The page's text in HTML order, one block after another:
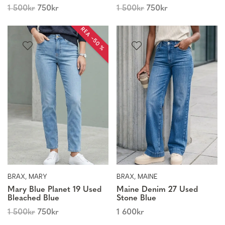
1 500kr 750kr 1 500kr 750kr
REA −50 %
BRAX, MARY
Mary Blue Planet 19 Used
Bleached Blue
1 500kr 750kr
BRAX, MAINE
Maine Denim 27 Used
Stone Blue
1 600kr